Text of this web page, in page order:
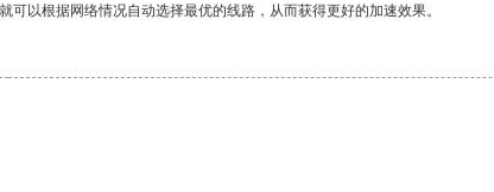
以根据网络情况自动选择最优的线路，从而获得更好的加速效果。